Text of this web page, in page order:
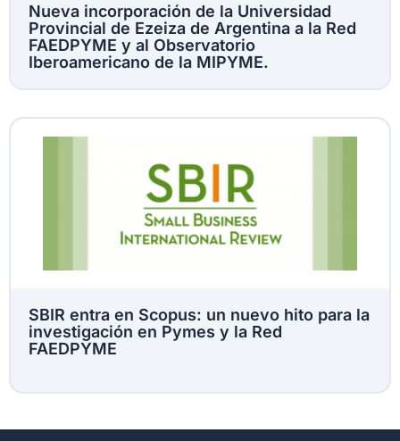
Nueva incorporación de la Universidad
Provincial de Ezeiza de Argentina a la Red
FAEDPYME y al Observatorio
Iberoamericano de la MIPYME.
SBIR entra en Scopus: un nuevo hito para la
investigación en Pymes y la Red
FAEDPYME